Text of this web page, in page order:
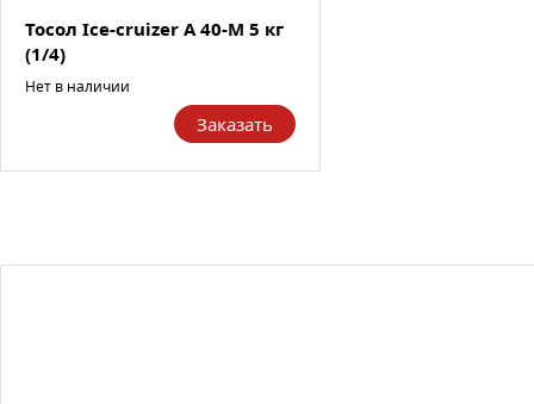
Тосол Ice-cruizer А 40-М 5 кг
(1/4)
Нет в наличии
Заказать